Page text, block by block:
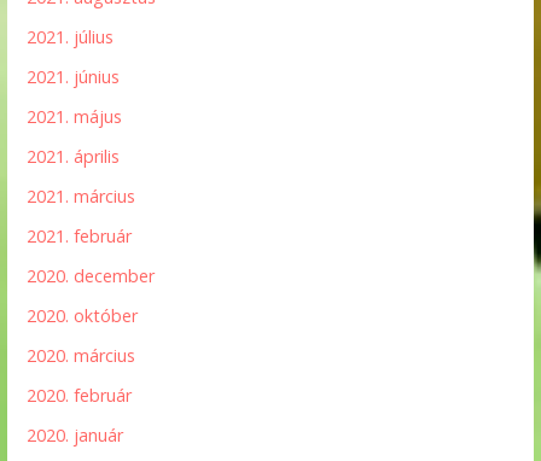
2021. július
2021. június
2021. május
2021. április
2021. március
2021. február
2020. december
2020. október
2020. március
2020. február
2020. január